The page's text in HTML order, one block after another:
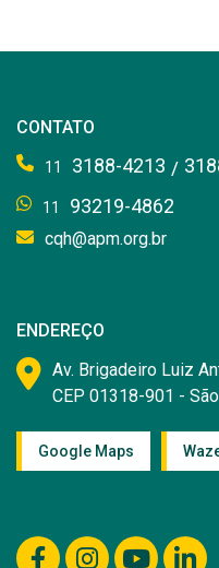
CONTATO
11 3188-4213 /
11 93219-4862
cqh@apm.org.br
ENDEREÇO
Av. Brigadeiro Luiz
CEP 01318-901 -
Google Maps